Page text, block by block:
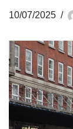
10/07/2025